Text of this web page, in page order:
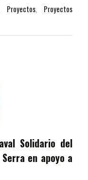
Proyectos, Proyectos
Solidario del
en apoyo a